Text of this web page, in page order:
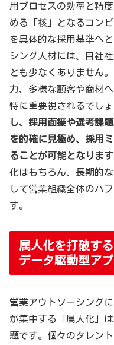
用プロセスの効率と精
める「核」となるコン
を具体的な採用基準へ
シング人材には、自社
とも少なくありません
力、多様な顧客や商材
特に重要視されるでしょ
し、採用面接や選考課
を的確に見極め、採用
ることが可能となります
化はもちろん、長期的
して営業組織全体のパ
す。
属人化を打破す
データ駆動型ア
営業アウトソーシング
が集中する「属人化」
題です。個々のタレン